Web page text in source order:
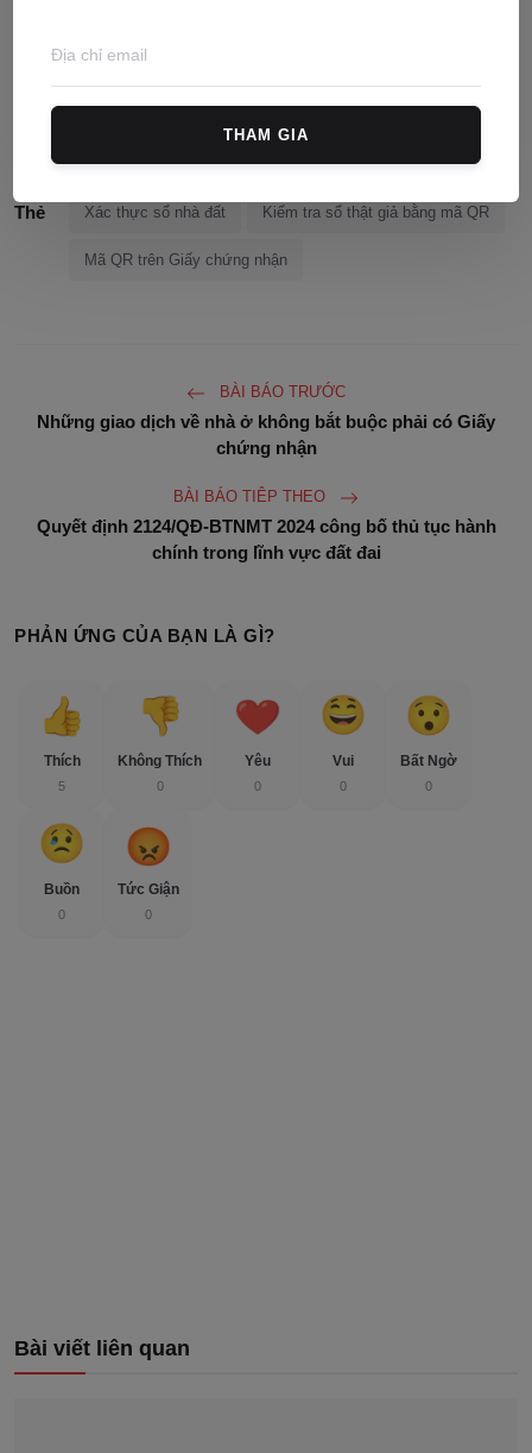
Thẻ
Xác thực sổ đất Xác thực sổ nhà
Xác thực sổ nhà đất Kiểm tra sổ thật giả bằng mã QR
Mã QR trên Giấy chứng nhận
BÀI BÁO TRƯỚC
Những giao dịch về nhà ở không bắt buộc phải có Giấy
chứng nhận
BÀI BÁO TIÊP THEO
Quyết định 2124/QĐ-BTNMT 2024 công bố thủ tục hành
chính trong lĩnh vực đất đai
PHẢN ỨNG CỦA BẠN LÀ GÌ?
Thích
5
Không Thích
0
Yêu
0
Vui
0
Bất Ngờ
0
Buồn
0
Tức Giận
0
Bài viết liên quan
THAM GIA